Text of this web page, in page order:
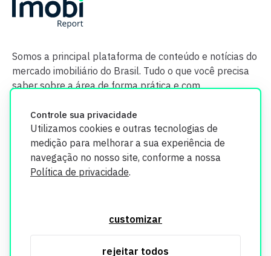
Controle sua privacidade
Utilizamos cookies e outras tecnologias de
medição para melhorar a sua experiência de
navegação no nosso site, conforme a nossa
Política de privacidade.
customizar
rejeitar todos
Somos a principal plataforma de conteúdo e notícias do
mercado imobiliário do Brasil. Tudo o que você precisa
saber sobre a área de forma prática e com
segurança. Todos os dados coletados em nosso site são
utilizados exclusivamente para fins de aprimoramento de
informações, consulte nossa Política de Privacidade.